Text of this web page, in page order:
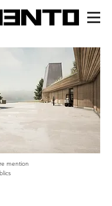
mention